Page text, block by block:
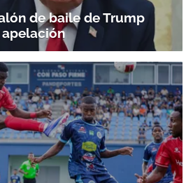
de baile de Trump